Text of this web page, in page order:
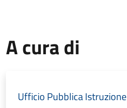
A cura di
Ufficio Pubblica Istruzione